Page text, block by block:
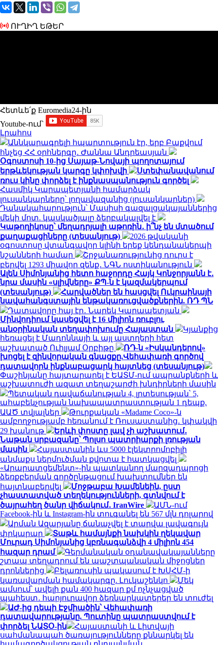
ՈՒՂԻՂ ԵԹԵՐ
Հետևե՛ք Euromedia24-ին
Youtube-ում`
Լրահոս
Աննկարագրելի հպարտություն էր, երբ Բաքվում
հնչեց ՀՀ օրհներգը․ Ժաննա Անդրեասյան
Օգոստոսի 10-ից Սայաթ-Նովայի պողոտայում
երթևեկության կարգը կփոխվի
Ստեփանավանում
ռուս կինը փորձել է ինքնասպանություն գործել
Հասմիկ Կարապետյանի համարձակ
լուսանկարները՝ լողավազանից (լուսանկարներ)
Դանակահարություն՝ Մասիսի գազալցակայաններից
մեկի մոտ. կասկածյալը ձերբակալվել է
Կաթողիկոսը՝ մեղադրյալի աթոռին․ ի՞նչ են մտածում
քաղաքացիները (տեսանյութ)
2026 թվականի
օգոստոսը վտանգավոր կլինի երեք կենդանակերպի
նշանների համար
Շրջանառությունից դուրս է
բերվել 1293 միավոր զենք․ ՆԳՆ ոստիկանություն
Ալեն Սիմոնյանից հետո հաջորդը Հայկ Կոնջորյանն է․
նրա մասին «սլիվները» ՔՊ-ն է կազմակերպում
(տեսանյութ)
Հարվածներ են հասցվել Ուկրաինայի
նավահանգստային ենթակառուցվածքներին. ՌԴ ՊՆ
Դատավորը հայ էր․ Նարեկ Կարապետյան
Մինվոդիում կասեցվել է 16 միլիոն ռուբլու
անօրինական տեղափոխումը Հայաստան
Կյանքից
հեռացել է Մադոննայի և այլ աստղերի հետ
աշխատած Ուիլյամ Օրբիթը
ՌԴ-ն «Իսկանդերով»
խոցել է զինվորական գնացքը.Վեհափառի գործով
դատավորն ինքնաբացարկ հայտնեց (տեսանյութ)
Փաշինյանը հայտարարել է ԵԱՏՄ-ում ապրանքների և
աշխատուժի ազատ տեղաշարժի խնդիրների մասին
Պետական դավաճանության 4, լրտեսության՝ 5,
ահաբեկչության նախապատրաստության 1 դեպք.
ԱԱԾ տվյալներ
Թուրքական «Madame Coco»-ն
ամբողջությամբ հեռանում է Ռուսաստանից․ կփակվի
29 խանութ
Երևի փոստը լավ չի աշխատում․
Նաթան սրբազանը՝ Պոլսո պատրիարքի լռության
մասին
Հայաստանին ևս 5000 էլեկտրոմոբիլի
անմաքս ներմուծման քվոտա է հատկացվել
«Արարատցեմենտ»-ին պատկանող մարզադպրոցի
ձեռքբերման գործընթացում խախտումներ են
հայտնաբերվել
Մոջթաբա Խամենեին, ըստ
չհաստատված տեղեկությունների, գտնվում է
ծայրահեղ ծանր վիճակում․ IranWire
ԱՄՆ-ում
Facebook-ին և Instagram-ին տուգանել են 567 մլն դոլարով
Արման Ազարյանը ճանաչվել է տարվա լավագույն
փրկարար
Տաթև համայնքի նախկին ղեկավար
Մուրադ Սիմոնյանից կբռնագանձվի 4 միլիոն 454
հազար դրամ
Գերմանական օդանավակայանները
շտապ տեղադրում են պաշտպանական միջոցներ
դրոններից
Բելառուսին պակասում է ԽՍՀՄ-ի
կառավարման համակարգը. Լուկաշենկո
Մեկ
ամսում՝ ավելի քան 400 հազար քմ ոչնչացված
պահեստ․ հարյուրավոր ձեռնարկատերեր են տուժել
ԱԺ-ից դեպի Էջմիածին՝ Վեհափառի
դատավարությանը. Պուտինը պատրաստվում է
փորձել ՆԱՏՕ-ին
Հայաստանի և Լիտվայի
սահմանապահ ծառայությունները քննարկել են